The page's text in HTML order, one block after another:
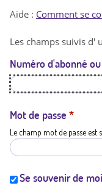
Aide : Comment se
Les champs suivis d'
Numéro d'abonné
Mot de passe *
Le champ mot de passe est
Se souvenir de moi